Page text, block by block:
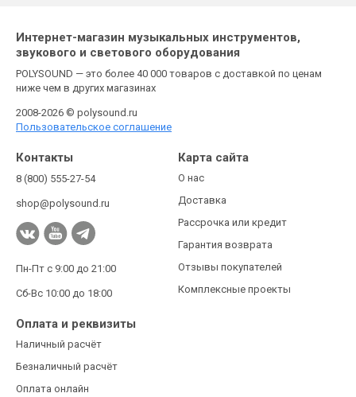
Интернет-магазин музыкальных инструментов,
звукового и светового оборудования
POLYSOUND — это более 40 000 товаров с доставкой по ценам
ниже чем в других магазинах
2008-2026 © polysound.ru
Пользовательское соглашение
Контакты
8 (800) 555-27-54
shop@polysound.ru
Пн-Пт с 9:00 до 21:00
Сб-Вс 10:00 до 18:00
Карта сайта
О нас
Доставка
Рассрочка или кредит
Гарантия возврата
Отзывы покупателей
Комплексные проекты
Оплата и реквизиты
Наличный расчёт
Безналичный расчёт
Оплата онлайн